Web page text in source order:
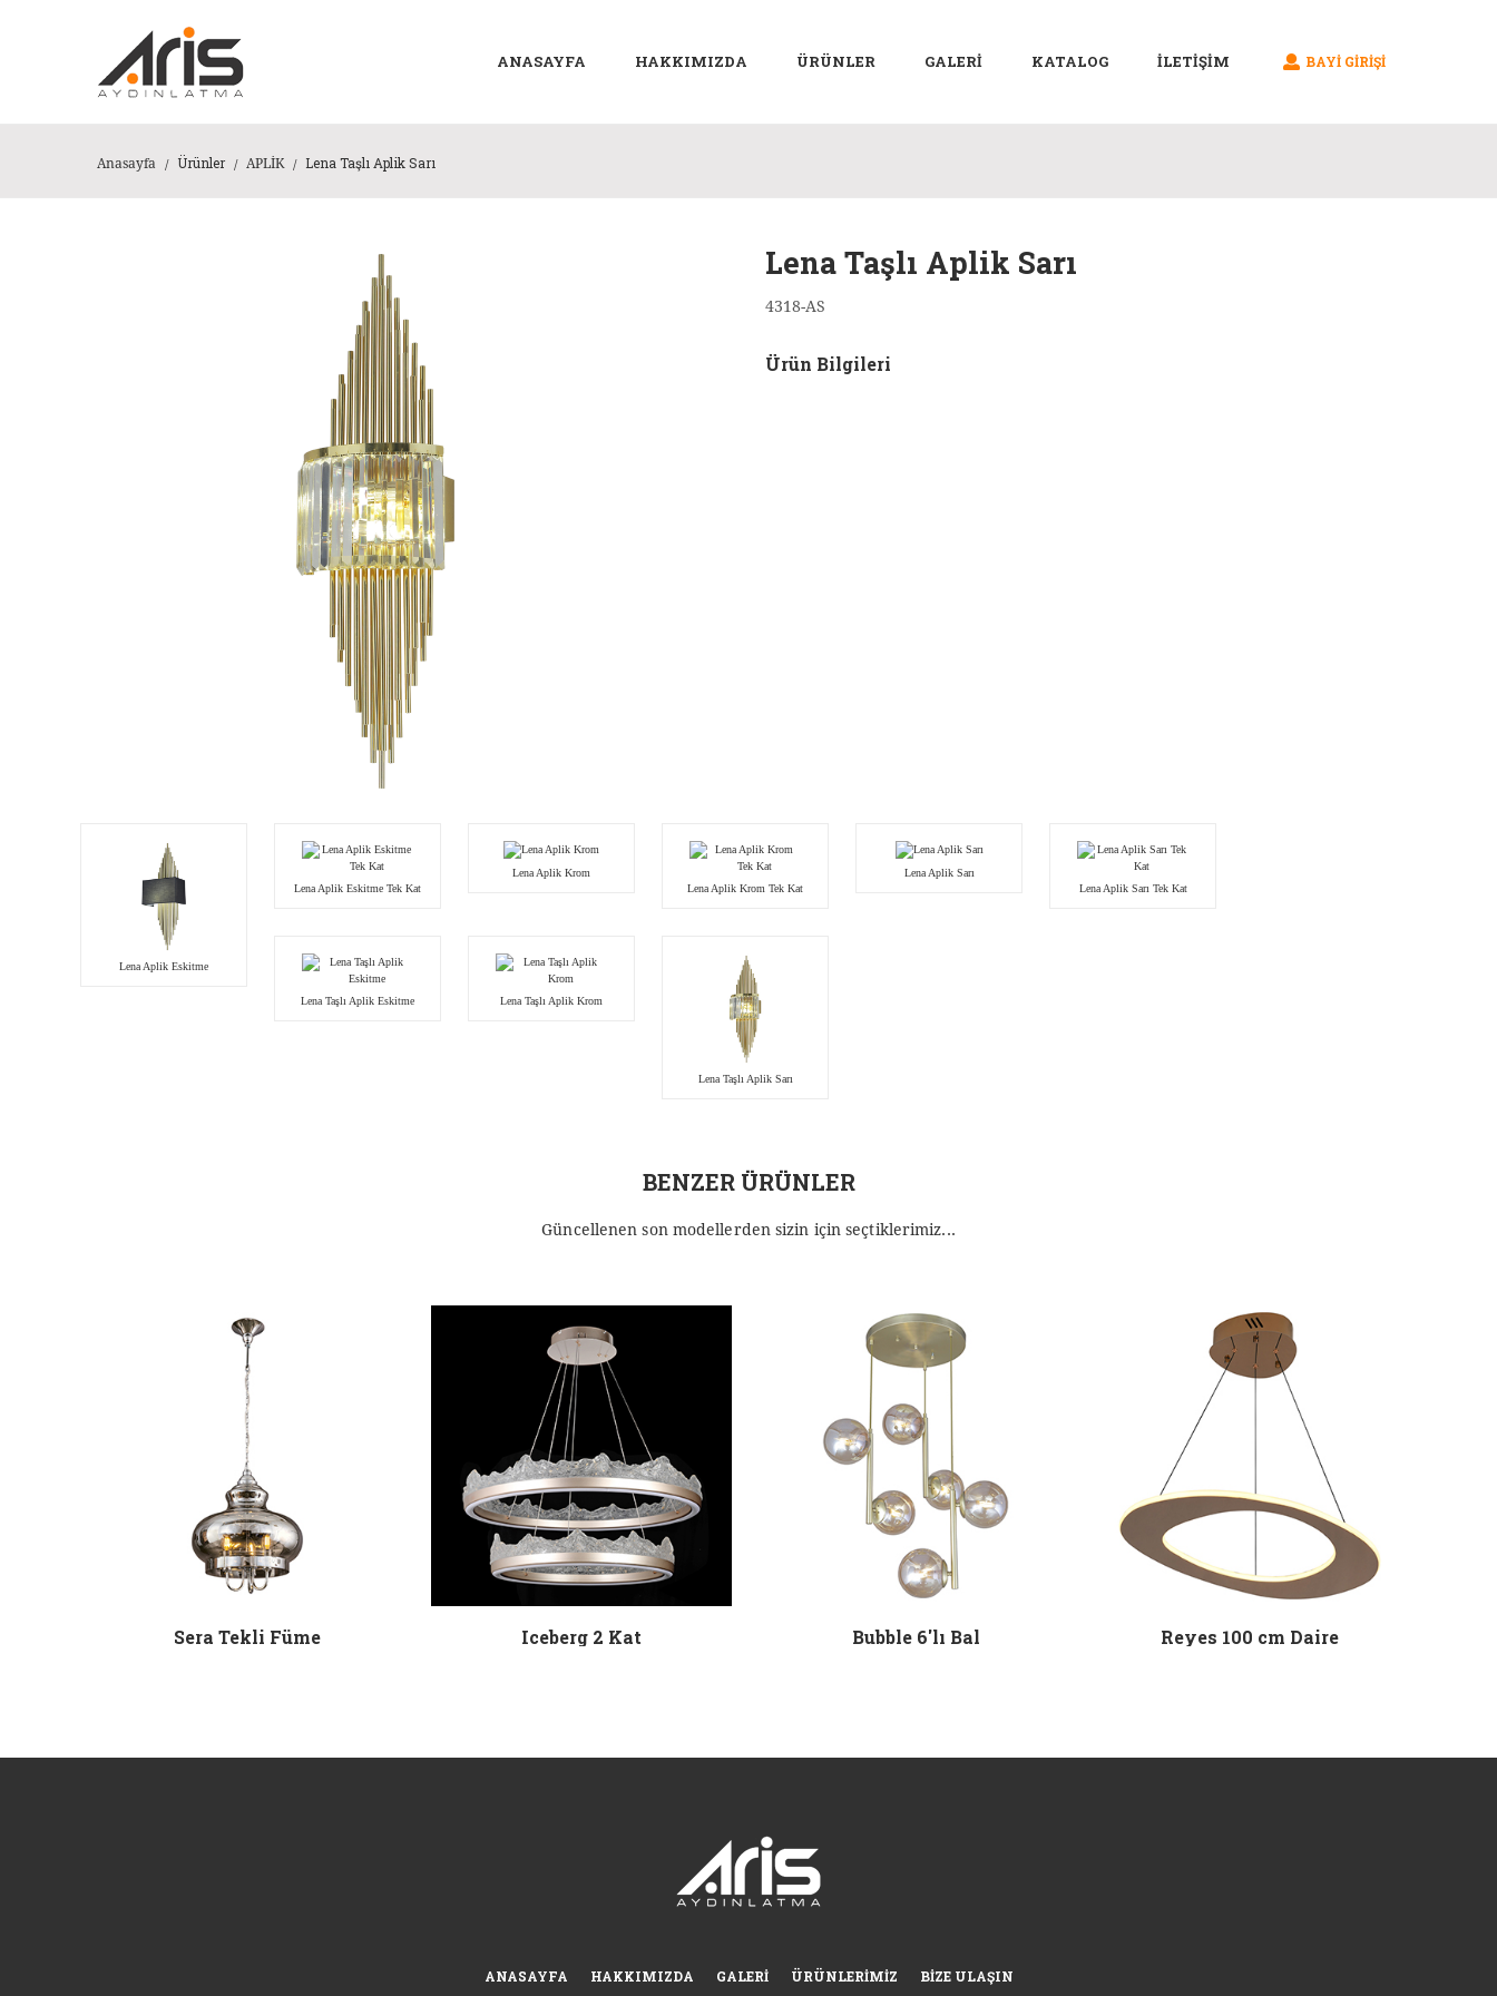
ANASAYFA HAKKIMIZDA ÜRÜNLER GALERİ KATALOG İLETİŞİM BAYI GIRIŞI
Anasayfa / Ürünler / APLİK / Lena Taşlı Aplik Sarı
Lena Taşlı Aplik Sarı
4318-AS
Ürün Bilgileri
Lena Aplik Eskitme
Lena Aplik Eskitme Tek Kat
Lena Aplik Krom
Lena Aplik Krom Tek Kat
Lena Aplik Sarı
Lena Aplik Sarı Tek Kat
Lena Taşlı Aplik Eskitme Lena Taşlı Aplik Krom
Lena Taşlı Aplik Sarı
BENZER ÜRÜNLER
Güncellenen son modellerden sizin için seçtiklerimiz...
Sera Tekli Füme Iceberg 2 Kat Bubble 6'lı Bal Reyes 100 cm Daire
ANASAYFA HAKKIMIZDA GALERI ÜRÜNLERIMIZ BIZE ULAŞIN